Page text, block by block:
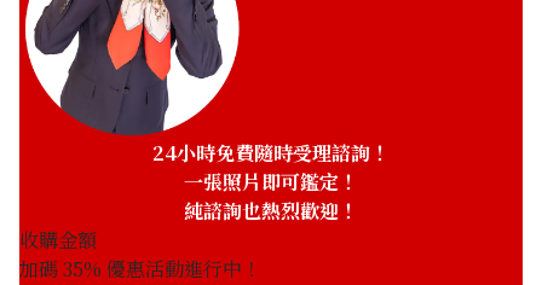
24小時免費隨時受理諮詢！
一張照片即可鑑定！
純諮詢也熱烈歡迎！
收購金額
加碼35% 優惠活動進行中！